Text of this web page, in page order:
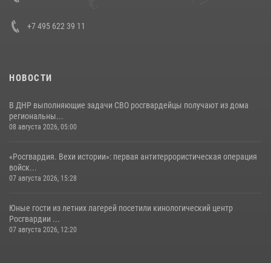
+7 495 622 39 11
НОВОСТИ
В ДНР выполняющие задачи СВО росгвардейцы получают из дома
региональны...
08 августа 2026, 05:00
«Росгвардия. Вехи истории»: первая антитеррористическая операция
войск...
07 августа 2026, 15:28
Юные гости из летних лагерей посетили кинологический центр
Росгвардии ...
07 августа 2026, 12:20